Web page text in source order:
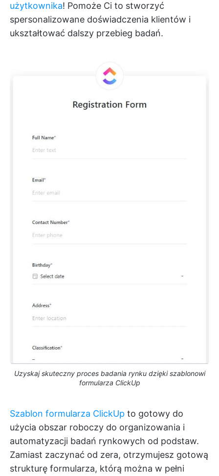
użytkownika! Pomoże Ci to stworzyć
spersonalizowane doświadczenia klientów i
ukształtować dalszy przebieg badań.
Uzyskaj skuteczny proces badania rynku dzięki szablonowi
formularza ClickUp
Szablon formularza ClickUp to gotowy do
użycia obszar roboczy do organizowania i
automatyzacji badań rynkowych od podstaw.
Zamiast zaczynać od zera, otrzymujesz gotową
strukturę formularza, którą można w pełni